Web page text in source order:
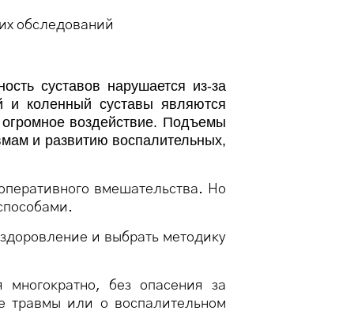
обследований
суставов нарушается из-за
и коленный суставы являются
воздействие. Подъемы
и развитию воспалительных,
вмешательства. Но
и выбрать методику
многократно, без опасения за
травмы или о воспалительном